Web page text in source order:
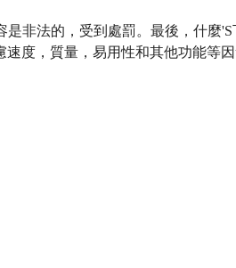
非法的，受到處罰。最後，什麼'S
度，質量，易用性和其他功能等因